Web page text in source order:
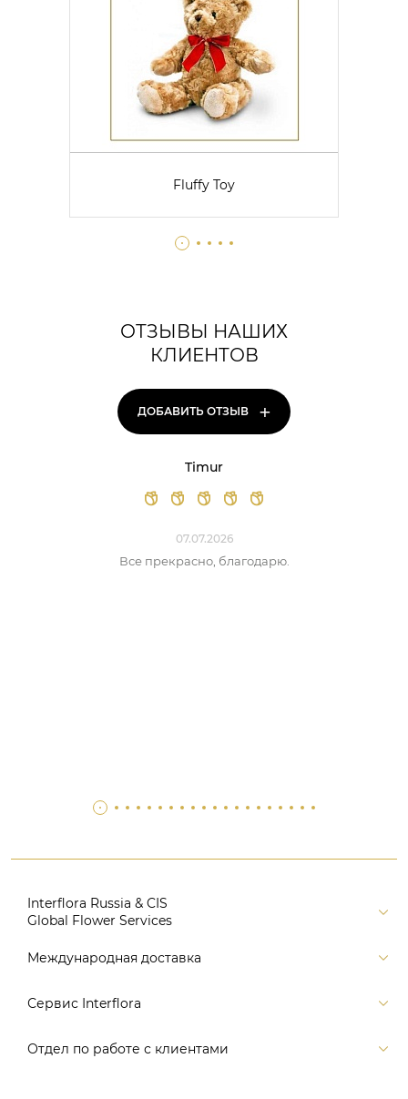
Fluffy Toy
ОТЗЫВЫ НАШИХ
КЛИЕНТОВ
ДОБАВИТЬ ОТЗЫВ +
Timur
07.07.2026
Все прекрасно, благодарю.
Interflora Russia & CIS
Global Flower Services
Версия для печати
Поиск
Международная доставка
Россия
Европа
Сервис Interflora
Заказ и оплата
Отдел по работе с клиентами